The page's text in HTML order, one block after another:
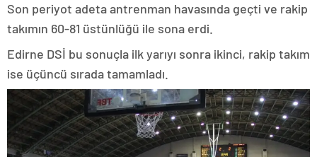
Son periyot adeta antrenman havasında geçti ve rakip
takımın 60-81 üstünlüğü ile sona erdi.
Edirne DSİ bu sonuçla ilk yarıyı sonra ikinci, rakip takım
ise üçüncü sırada tamamladı.